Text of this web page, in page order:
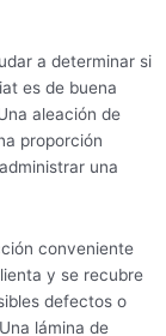
a determinar si
es de buena
aleación de
proporción
una
conveniente
y se recubre
defectos o
lámina de